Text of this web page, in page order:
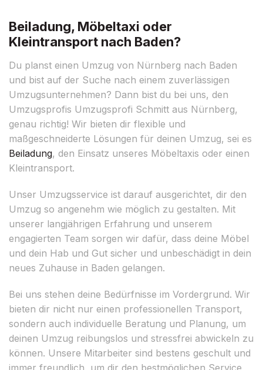
Beiladung, Möbeltaxi oder
Kleintransport nach Baden?
Du planst einen Umzug von Nürnberg nach Baden
und bist auf der Suche nach einem zuverlässigen
Umzugsunternehmen? Dann bist du bei uns, den
Umzugsprofis Umzugsprofi Schmitt aus Nürnberg,
genau richtig! Wir bieten dir flexible und
maßgeschneiderte Lösungen für deinen Umzug, sei es
Beiladung, den Einsatz unseres Möbeltaxis oder einen
Kleintransport.
Unser Umzugsservice ist darauf ausgerichtet, dir den
Umzug so angenehm wie möglich zu gestalten. Mit
unserer langjährigen Erfahrung und unserem
engagierten Team sorgen wir dafür, dass deine Möbel
und dein Hab und Gut sicher und unbeschädigt in dein
neues Zuhause in Baden gelangen.
Bei uns stehen deine Bedürfnisse im Vordergrund. Wir
bieten dir nicht nur einen professionellen Transport,
sondern auch individuelle Beratung und Planung, um
deinen Umzug reibungslos und stressfrei abwickeln zu
können. Unsere Mitarbeiter sind bestens geschult und
immer freundlich, um dir den bestmöglichen Service